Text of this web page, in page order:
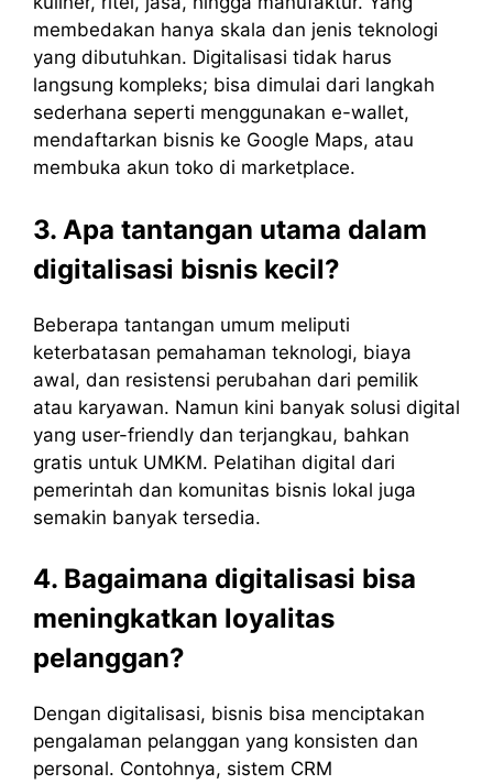
membedakan hanya skala dan jenis teknologi
yang dibutuhkan. Digitalisasi tidak harus
langsung kompleks; bisa dimulai dari langkah
sederhana seperti menggunakan e-wallet,
mendaftarkan bisnis ke Google Maps, atau
membuka akun toko di marketplace.
3. Apa tantangan utama dalam
digitalisasi bisnis kecil?
Beberapa tantangan umum meliputi
keterbatasan pemahaman teknologi, biaya
awal, dan resistensi perubahan dari pemilik
atau karyawan. Namun kini banyak solusi digital
yang user-friendly dan terjangkau, bahkan
gratis untuk UMKM. Pelatihan digital dari
pemerintah dan komunitas bisnis lokal juga
semakin banyak tersedia.
4. Bagaimana digitalisasi bisa
meningkatkan loyalitas
pelanggan?
Dengan digitalisasi, bisnis bisa menciptakan
pengalaman pelanggan yang konsisten dan
personal. Contohnya, sistem CRM